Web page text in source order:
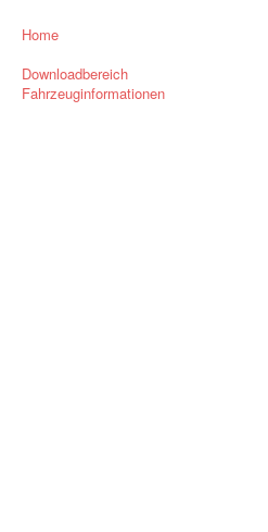
Home
Downloadbereich
Fahrzeuginformationen